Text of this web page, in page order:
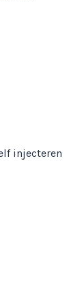
injecteren